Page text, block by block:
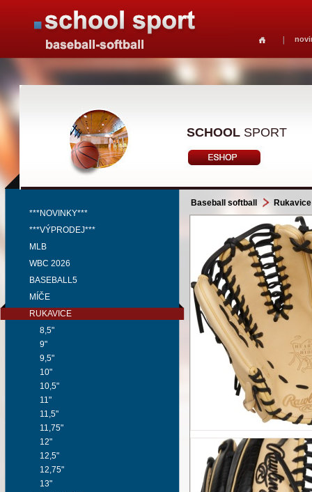
SCHOOL SPORT
***NOVINKY***
***VÝPRODEJ***
MLB
WBC 2026
BASEBALL5
MÍČE
RUKAVICE
8,5"
9"
9,5"
10"
10,5"
11"
11,5"
11,75"
12"
12,5"
12,75"
13"
Baseball softball Rukavice